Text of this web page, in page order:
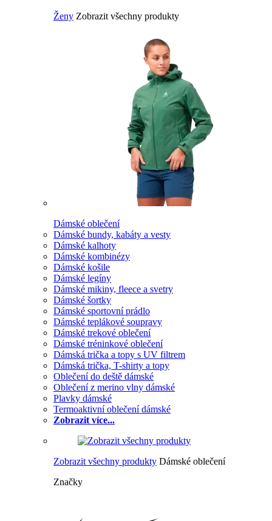
Ženy Zobrazit všechny produkty
Dámské oblečení
Dámské bundy, kabáty a vesty
Dámské kalhoty
Dámské kombinézy
Dámské košile
Dámské legíny
Dámské mikiny, fleece a svetry
Dámské šortky
Dámské sportovní prádlo
Dámské teplákové soupravy
Dámské trekové oblečení
Dámské tréninkové oblečení
Dámská trička a topy s UV filtrem
Dámská trička, T-shirty a topy
Oblečení do deště dámské
Oblečení z merino vlny dámské
Plavky dámské
Termoaktivní oblečení dámské
Zobrazit více...
Zobrazit všechny produkty Dámské oblečení
Značky